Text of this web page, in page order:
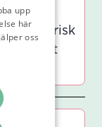
Vegetarisk
samt
upp
här
oss